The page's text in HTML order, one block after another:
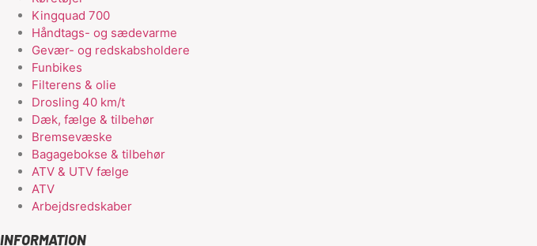
Kingquad 700
Håndtags- og sædevarme
Gevær- og redskabsholdere
Funbikes
Filterens & olie
Drosling 40 km/t
Dæk, fælge & tilbehør
Bremsevæske
Bagagebokse & tilbehør
ATV & UTV fælge
ATV
Arbejdsredskaber
INFORMATION